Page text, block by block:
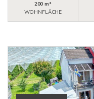
200 m²
WOHNFLÄCHE